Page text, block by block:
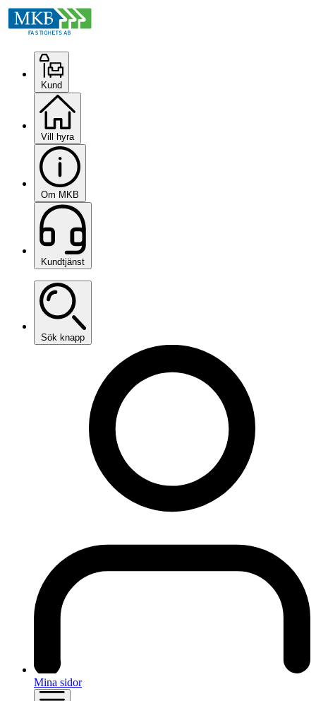
Kund
Vill hyra
Om MKB
Kundtjänst
Sök knapp
Mina sidor